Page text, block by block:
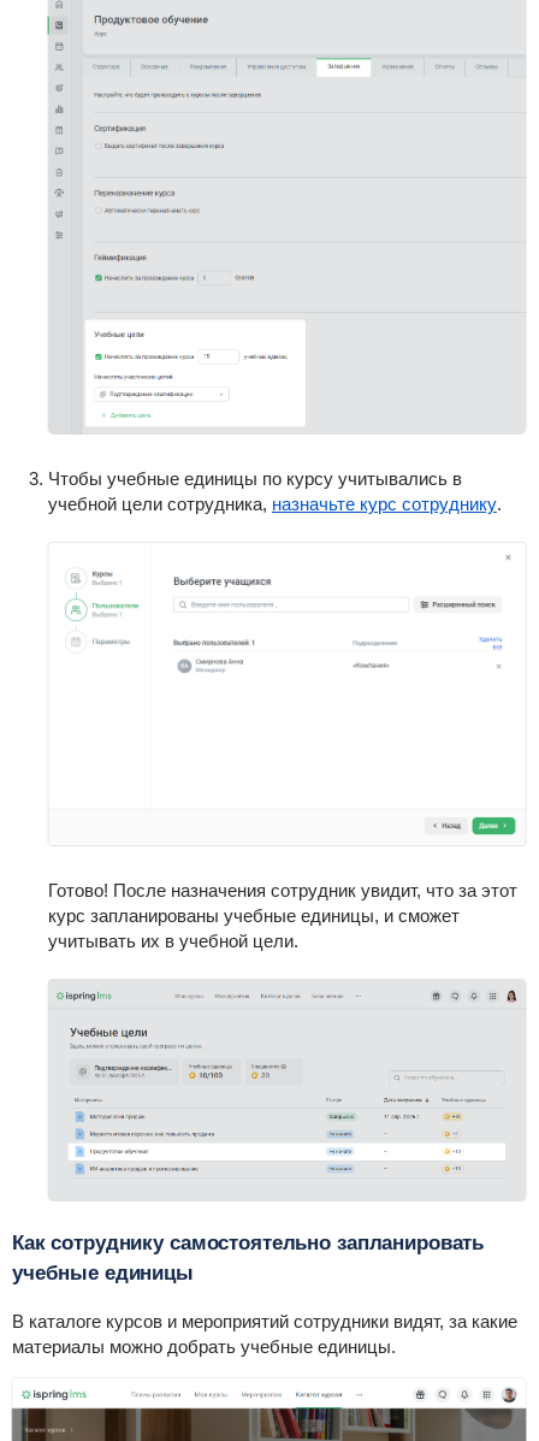
Чтобы учебные единицы по курсу учитывались в
учебной цели сотрудника, назначьте курс сотруднику.
Готово! После назначения сотрудник увидит, что за этот
курс запланированы учебные единицы, и сможет
учитывать их в учебной цели.
Как сотруднику самостоятельно запланировать
учебные единицы
В каталоге курсов и мероприятий сотрудники видят, за какие
материалы можно добрать учебные единицы.